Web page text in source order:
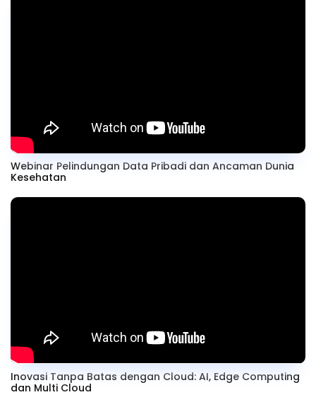
Webinar Pelindungan Data Pribadi dan Ancaman Dunia
Kesehatan
Inovasi Tanpa Batas dengan Cloud: AI, Edge Computing
dan Multi Cloud